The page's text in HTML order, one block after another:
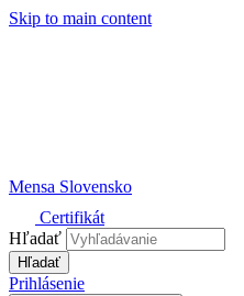
Skip to main content
Mensa Slovensko
Certifikát
Hľadať
Prihlásenie